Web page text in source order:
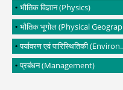
भौतिक विज्ञान (Physics)
भौतिक भूगोल (Physical Geography)
पर्यावरण एवं पारिस्थितिकी (Environment and Ecology)
प्रबंधन (Management)